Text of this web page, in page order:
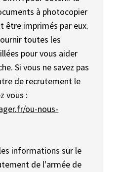
à photocopier
être imprimés par eux.
toutes les
pour vous aider
Si vous ne savez pas
de recrutement le
vous :
ou-nous-
informations sur le
de l'armée de